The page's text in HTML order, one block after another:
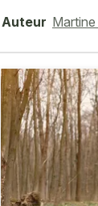
Auteur